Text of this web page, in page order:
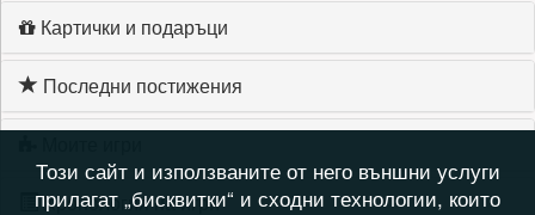
Картички и подаръци
Последни постижения
Хронология на игри
Този сайт и използваните от него външни услуги
прилагат „бисквитки“ и сходни технологии, които